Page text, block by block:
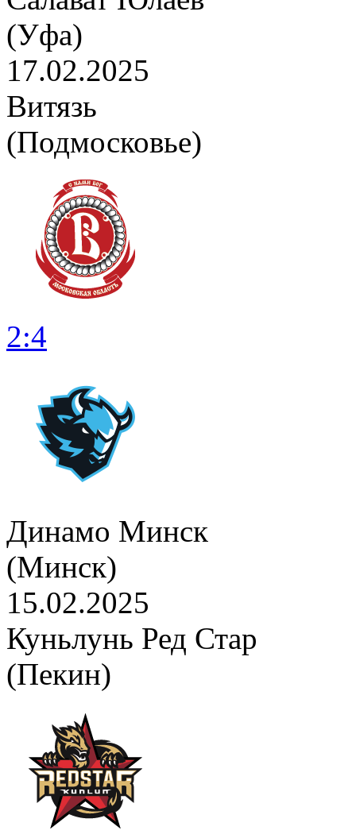
(Уфа)
17.02.2025
Витязь
(Подмосковье)
2:4
Динамо Минск
(Минск)
15.02.2025
Куньлунь Ред Стар
(Пекин)